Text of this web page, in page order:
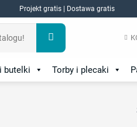
Projekt gratis | Dostawa gratis
butelki Torby i plecaki